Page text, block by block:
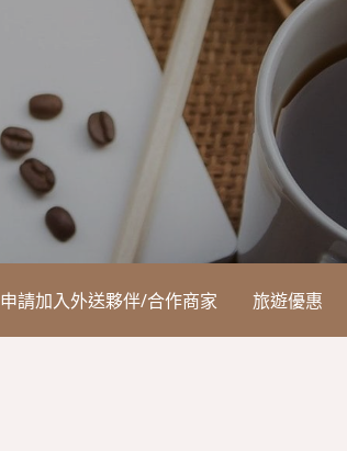
申請加入外送夥伴/合作商家 旅遊優惠